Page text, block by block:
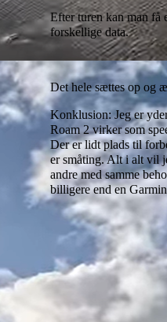
Efter turen kan man få
forskellige data.
Det hele sættes op og
Konklusion: Jeg er
Roam 2 virker som
Der er lidt plads til
er småting. Alt i alt vil
andre med samme
billigere end en